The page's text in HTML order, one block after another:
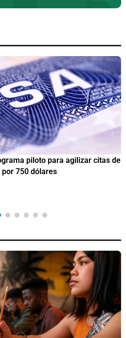
piloto para agilizar citas de
750 dólares